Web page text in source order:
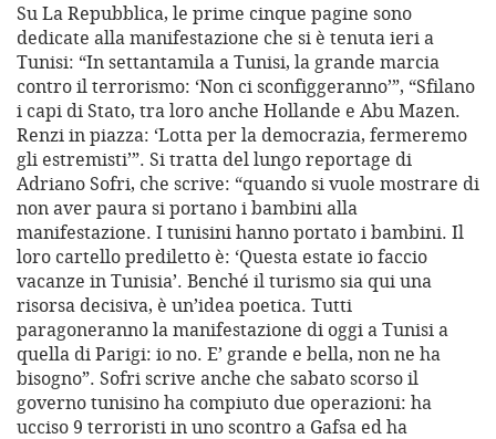
Su La Repubblica, le prime cinque pagine sono
dedicate alla manifestazione che si è tenuta ieri a
Tunisi: “In settantamila a Tunisi, la grande marcia
contro il terrorismo: ‘Non ci sconfiggeranno’”, “Sfilano
i capi di Stato, tra loro anche Hollande e Abu Mazen.
Renzi in piazza: ‘Lotta per la democrazia, fermeremo
gli estremisti’”. Si tratta del lungo reportage di
Adriano Sofri, che scrive: “quando si vuole mostrare di
non aver paura si portano i bambini alla
manifestazione. I tunisini hanno portato i bambini. Il
loro cartello prediletto è: ‘Questa estate io faccio
vacanze in Tunisia’. Benché il turismo sia qui una
risorsa decisiva, è un’idea poetica. Tutti
paragoneranno la manifestazione di oggi a Tunisi a
quella di Parigi: io no. E’ grande e bella, non ne ha
bisogno”. Sofri scrive anche che sabato scorso il
governo tunisino ha compiuto due operazioni: ha
ucciso 9 terroristi in uno scontro a Gafsa ed ha